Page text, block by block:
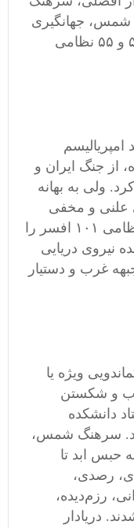
شمس، جهانگیری
و امیر معزز مسئول دو شاخه با ۵۰ و ۵۵ نظامی
از جنگ ایران و
کرد. ولی به بهانه
علنی و مخفی
حزب دستگیر شدند. دادگاه ویژه نظامی ۱۰۱ افسر را
نیروی دریایی
غرب و دستیار
ویژه یا
و شکستن
دانشکده
اعدام شدند. سرهنگ شمس،
حبس ابد تا
رصدی،
رزم‌دیده،
۱۳۶۷ اعدام شدند. دریادار